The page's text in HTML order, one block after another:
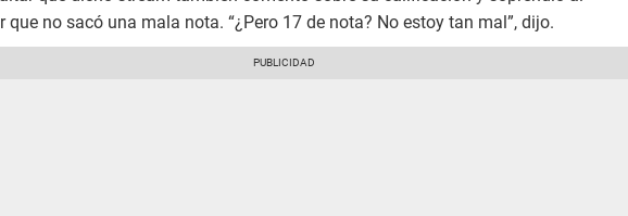
que no sacó una mala nota. “¿Pero 17 de nota? No estoy tan mal”, dijo.